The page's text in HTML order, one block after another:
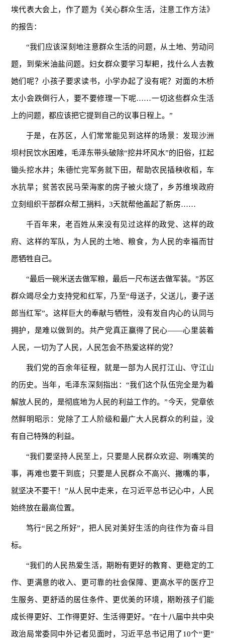
埃代表大会上，作了题为《关心群众生活，注意工作方法》
的报告：
“我们应该深刻地注意群众生活的问题，从土地、劳动问
题，到柴米油盐问题。妇女群众要学习犁耙，找什么人去教
她们呢？小孩子要求读书，小学办起了没有呢？对面的木桥
太小会跌倒行人，要不要修理一下呢……一切这些群众生活
上的问题，都应该把它提到自己的议事日程上。”
于是，在苏区，人们常常能见到这样的场景：发现沙洲
坝村民饮水困难，毛泽东带头破除“挖井坏风水”的旧俗，扛起
锄头挖水井；朱德忙完军务就下田，帮助农民插秧收稻，车
水抗旱；贫苦农民马荣海家的房子被火烧了，乡苏维埃政府
立刻组织干部群众帮工捐料，3天就帮他盖起了新房……
千百年来，老百姓从来没有见过这样的政党、这样的政
府、这样的军队，为人民的土地、粮食，为人民的幸福而甘
愿牺牲自己。
“最后一碗米送去做军粮，最后一尺布送去做军装。”苏区
群众竭尽全力支持党和红军，乃至“母送子，父送儿，妻子送
郎当红军”。这样巨大的奉献与牺牲，没有发自内心的认同与
拥护，是难以做到的。共产党真正赢得了民心——心里装着
人民，一切为了人民，人民怎会不热爱这样的党？
我们党的百余年征程，就是一部为人民打江山、守江山
的历史。当年，毛泽东深刻指出：“我们这个队伍完全是为着
解放人民的，是彻底地为人民的利益工作的。”今天，党章依
然鲜明昭示：党除了工人阶级和最广大人民群众的利益，没
有自己特殊的利益。
“我们要坚持人民至上，只要是人民群众欢迎、咧嘴笑的
事，再难也要干到底；只要是人民群众不高兴、撇嘴的事，
就坚决不要干！”从人民中走来，在习近平总书记心中，人民
始终放在最高位置。
笃行“民之所好”，把人民对美好生活的向往作为奋斗目
标。
“我们的人民热爱生活，期盼有更好的教育、更稳定的工
作、更满意的收入、更可靠的社会保障、更高水平的医疗卫
生服务、更舒适的居住条件、更优美的环境，期盼孩子们能
成长得更好、工作得更好、生活得更好。”在十八届中共中央
政治局常委同中外记者见面时，习近平总书记用了10个“更”